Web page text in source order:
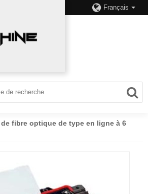
Français
fibre optique de type en ligne à 6